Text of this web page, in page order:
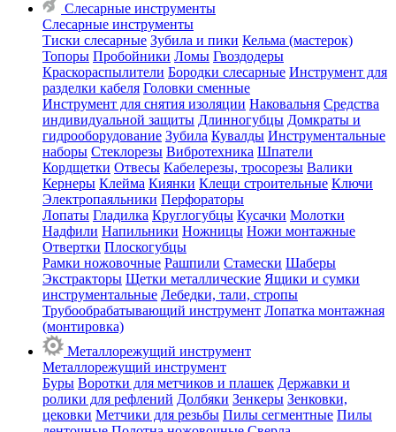
Слесарные инструменты
Слесарные инструменты
Тиски слесарные Зубила и пики Кельма (мастерок)
Топоры Пробойники Ломы Гвоздодеры
Краскораспылители Бородки слесарные Инструмент для
разделки кабеля Головки сменные
Инструмент для снятия изоляции Наковальня Средства
индивидуальной защиты Длинногубцы Домкраты и
гидрооборудование Зубила Кувалды Инструментальные
наборы Стеклорезы Вибротехника Шпатели
Кордщетки Отвесы Кабелерезы, тросорезы Валики
Кернеры Клейма Киянки Клещи строительные Ключи
Электропаяльники Перфораторы
Лопаты Гладилка Круглогубцы Кусачки Молотки
Надфили Напильники Ножницы Ножи монтажные
Отвертки Плоскогубцы
Рамки ножовочные Рашпили Стамески Шаберы
Экстракторы Щетки металлические Ящики и сумки
инструментальные Лебедки, тали, стропы
Трубообрабатывающий инструмент Лопатка монтажная
(монтировка)
Металлорежущий инструмент
Металлорежущий инструмент
Буры Воротки для метчиков и плашек Державки и
ролики для рефлений Долбяки Зенкеры Зенковки,
цековки Метчики для резьбы Пилы сегментные Пилы